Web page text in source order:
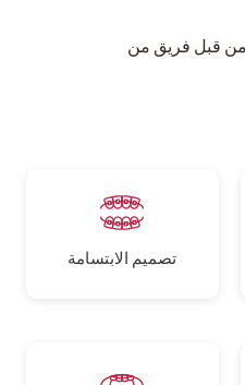
من قبل فريق من
تصميم الابتسامة